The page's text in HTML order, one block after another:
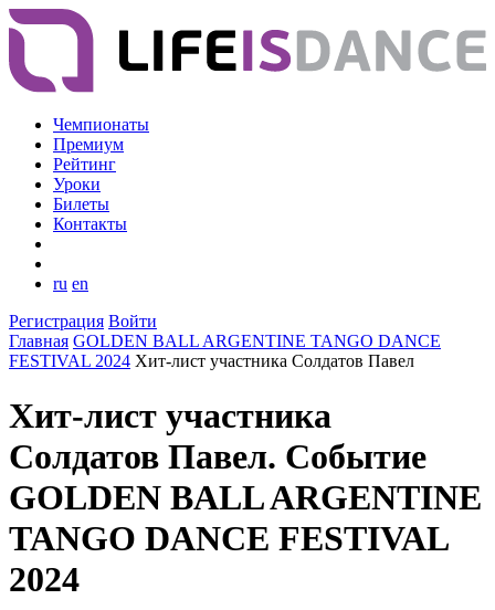
Чемпионаты
Премиум
Рейтинг
Уроки
Билеты
Контакты
ru en
Регистрация Войти
Главная GOLDEN BALL ARGENTINE TANGO DANCE
FESTIVAL 2024 Хит-лист участника Солдатов Павел
Хит-лист участника
Солдатов Павел. Событие
GOLDEN BALL ARGENTINE
TANGO DANCE FESTIVAL
2024